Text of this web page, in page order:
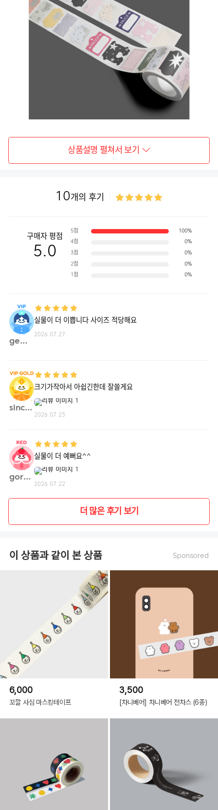
상품설명 펼쳐서 보기
10개의 후기
구매자 평점
5.0
5점 100%
4점 0%
3점 0%
2점 0%
1점 0%
gemin**
실물이 더 이쁩니다 사이즈 적당해요
2026.07.27
since**
크기가작아서 아쉽긴한데 잘쓸게요
2026.07.23
gorha**
실물이 더 예뻐요^^
2026.07.22
더 많은 후기 보기
이 상품과 같이 본 상품 Sponsored
6,000
꼬깔 사심 마스킹테이프
3,500
[차니베어] 차니베어 전차스 (6종)